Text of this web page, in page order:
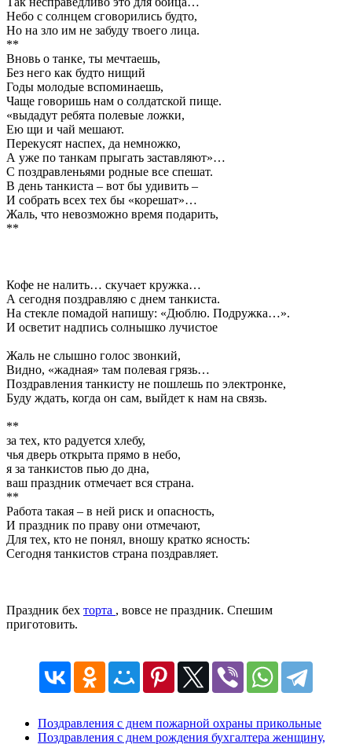
Небо с солнцем сговорились будто,
Но на зло им не забуду твоего лица.
**
Вновь о танке, ты мечтаешь,
Без него как будто нищий
Годы молодые вспоминаешь,
Чаще говоришь нам о солдатской пище.
«выдадут ребята полевые ложки,
Ею щи и чай мешают.
Перекусят наспех, да немножко,
А уже по танкам прыгать заставляют»…
С поздравленьями родные все спешат.
В день танкиста – вот бы удивить –
И собрать всех тех бы «корешат»…
Жаль, что невозможно время подарить,
**
Кофе не налить… скучает кружка…
А сегодня поздравляю с днем танкиста.
На стекле помадой напишу: «Дюблю. Подружка…».
И осветит надпись солнышко лучистое
Жаль не слышно голос звонкий,
Видно, «жадная» там полевая грязь…
Поздравления танкисту не пошлешь по электронке,
Буду ждать, когда он сам, выйдет к нам на связь.
**
за тех, кто радуется хлебу,
чья дверь открыта прямо в небо,
я за танкистов пью до дна,
ваш праздник отмечает вся страна.
**
Работа такая – в ней риск и опасность,
И праздник по праву они отмечают,
Для тех, кто не понял, вношу кратко ясность:
Сегодня танкистов страна поздравляет.
Праздник бех торта , вовсе не праздник. Спешим
приготовить.
Поздравления с днем пожарной охраны прикольные
Поздравления с днем рождения бухгалтера женщину,